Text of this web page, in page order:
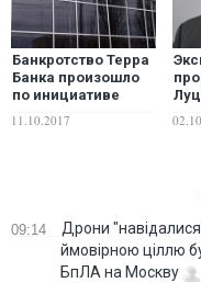
Банкротство Терра
Банка произошло
по инициативе
Клименко – эксперт
11.10.2017
09:14
Дрони
ймовірною ціллю
БпЛА на Москву